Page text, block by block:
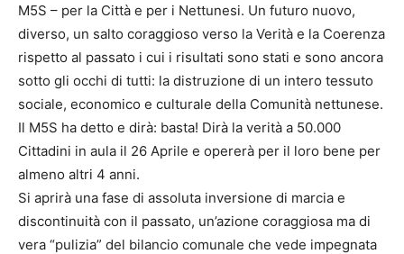
M5S – per la Città e per i Nettunesi. Un futuro nuovo,
diverso, un salto coraggioso verso la Verità e la Coerenza
rispetto al passato i cui i risultati sono stati e sono ancora
sotto gli occhi di tutti: la distruzione di un intero tessuto
sociale, economico e culturale della Comunità nettunese.
Il M5S ha detto e dirà: basta! Dirà la verità a 50.000
Cittadini in aula il 26 Aprile e opererà per il loro bene per
almeno altri 4 anni.
Si aprirà una fase di assoluta inversione di marcia e
discontinuità con il passato, un’azione coraggiosa ma di
vera “pulizia” del bilancio comunale che vede impegnata